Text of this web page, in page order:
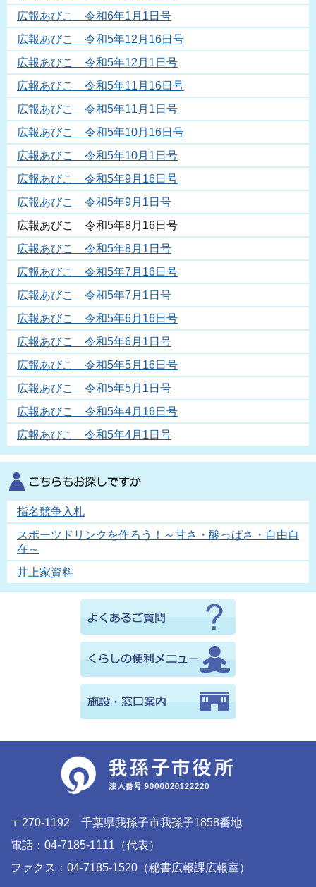
広報あびこ 令和6年1月1日号
広報あびこ 令和5年12月16日号
広報あびこ 令和5年12月1日号
広報あびこ 令和5年11月16日号
広報あびこ 令和5年11月1日号
広報あびこ 令和5年10月16日号
広報あびこ 令和5年10月1日号
広報あびこ 令和5年9月16日号
広報あびこ 令和5年9月1日号
広報あびこ 令和5年8月16日号
広報あびこ 令和5年8月1日号
広報あびこ 令和5年7月16日号
広報あびこ 令和5年7月1日号
広報あびこ 令和5年6月16日号
広報あびこ 令和5年6月1日号
広報あびこ 令和5年5月16日号
広報あびこ 令和5年5月1日号
広報あびこ 令和5年4月16日号
広報あびこ 令和5年4月1日号
指名競争入札
スポーツドリンクを作ろう！～甘さ・酸っぱさ・自由自
在～
井上家資料
〒270-1192 千葉県我孫子市我孫子1858番地
電話：04-7185-1111（代表）
ファクス：04-7185-1520（秘書広報課広報室）